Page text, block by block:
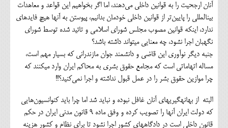
آنان ارجحیت را به قوانین داخلی می‌دهند، اما اگر بخواهیم این قواعد و معاهدات
بین‎المللی را پایین‌تر از قوانین داخلی خودمان بدانیم، پیوستن به آنها هیچ فایده‎ای
ندارد، اینکه قوانین مصوب مجلس شورای اسلامی و تائید شده توسط شورای
نگهبان اجرا نشود، چه معنایی می‎تواند داشته باشد؟
جنبه دیگر نوآوری این قاضی و دانشمند جوان مازندرانی که بسیار مهم است،
مساله اتهاماتی است که مجامع حقوق بشری به محاکم ایران وارد می‎کنند که
چرا موازین حقوق بشر را در عمل قبول نداشته و اجرا نمی‌کنید؟!!
البته از بهانه‎گیری‎های آنان غافل نبوده و نباید شد اما چرا باید کنوانسیون‌هایی
که دولت ایران آنها را تصویب کرده و وفق ماده 9 قانون مدنی ایران در حکم
قانون داخلی است در دادگاه‎های کشور اجرا نشود تا برای نظام و کشور هزینه